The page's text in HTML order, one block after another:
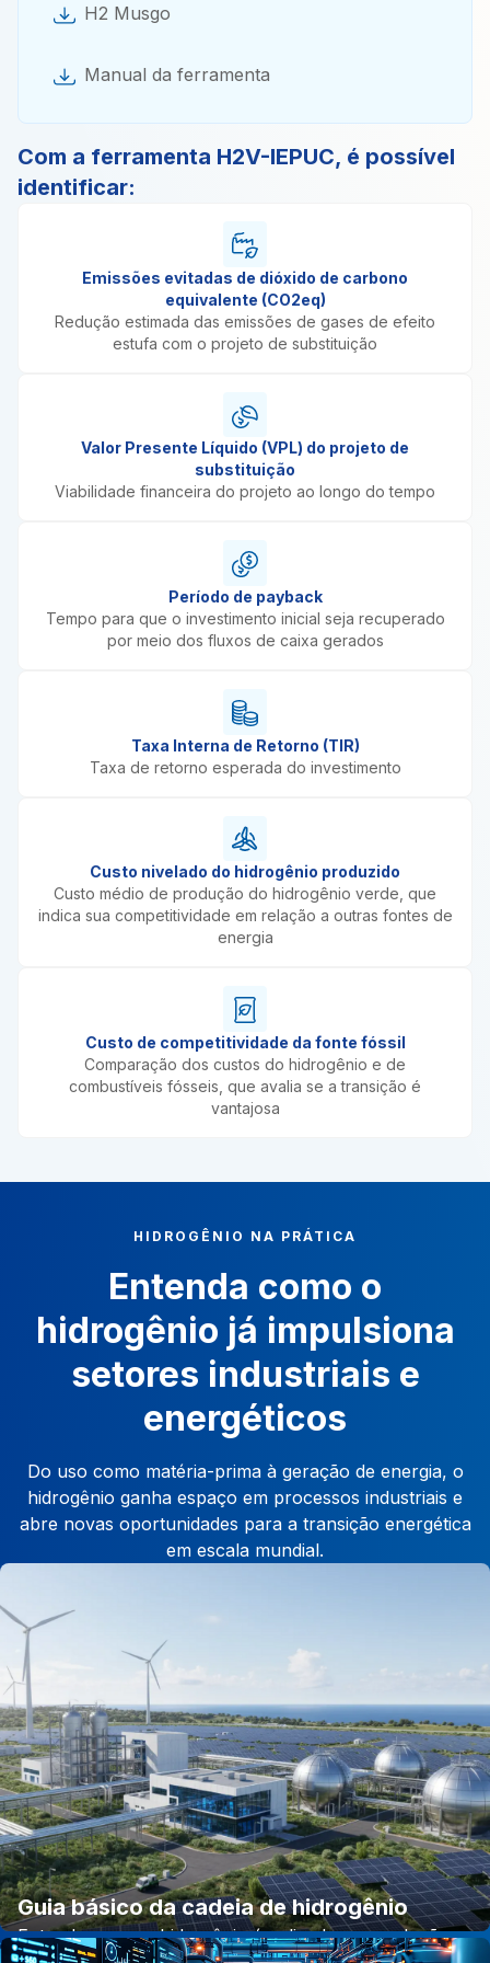
H2 Musgo
Manual da ferramenta
Com a ferramenta H2V-IEPUC, é possível
identificar:
Emissões evitadas de dióxido de carbono
equivalente (CO2eq)
Redução estimada das emissões de gases de efeito
estufa com o projeto de substituição
Valor Presente Líquido (VPL) do projeto de
substituição
Viabilidade financeira do projeto ao longo do tempo
Período de payback
Tempo para que o investimento inicial seja recuperado
por meio dos fluxos de caixa gerados
Taxa Interna de Retorno (TIR)
Taxa de retorno esperada do investimento
Custo nivelado do hidrogênio produzido
Custo médio de produção do hidrogênio verde, que
indica sua competitividade em relação a outras fontes de
energia
Custo de competitividade da fonte fóssil
Comparação dos custos do hidrogênio e de
combustíveis fósseis, que avalia se a transição é
vantajosa
HIDROGÊNIO NA PRÁTICA
Entenda como o
hidrogênio já impulsiona
setores industriais e
energéticos
Do uso como matéria-prima à geração de energia, o
hidrogênio ganha espaço em processos industriais e
abre novas oportunidades para a transição energética
em escala mundial.
Guia básico da cadeia de hidrogênio
Entenda como o hidrogênio é aplicado na produção